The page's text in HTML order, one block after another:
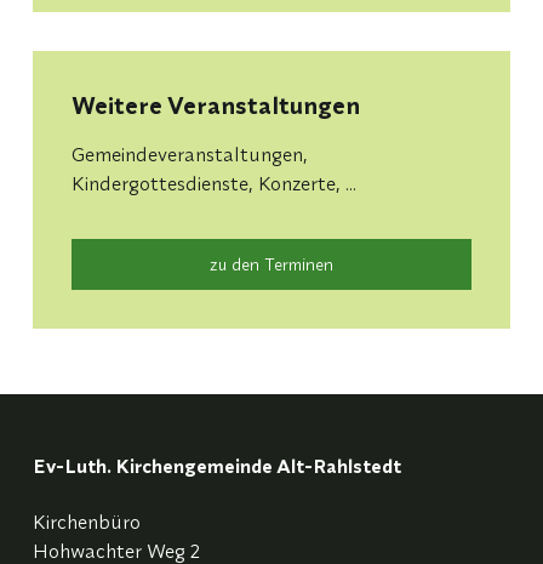
Weitere Veranstaltungen
Gemeindeveranstaltungen,
Kindergottesdienste, Konzerte, ...
zu den Terminen
Ev-Luth. Kirchengemeinde Alt-Rahlstedt
Kirchenbüro
Hohwachter Weg 2